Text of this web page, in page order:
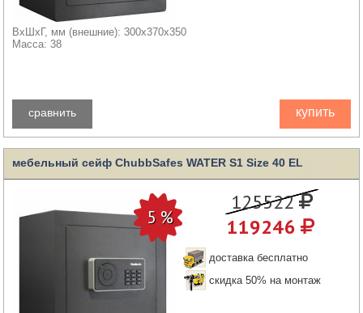
ВхШхГ, мм (внешние): 300x370x350
Масса: 38
купить
сравнить
мебельный сейф ChubbSafes WATER S1 Size 40 EL
125522
119246
доставка бесплатно
скидка 50% на монтаж